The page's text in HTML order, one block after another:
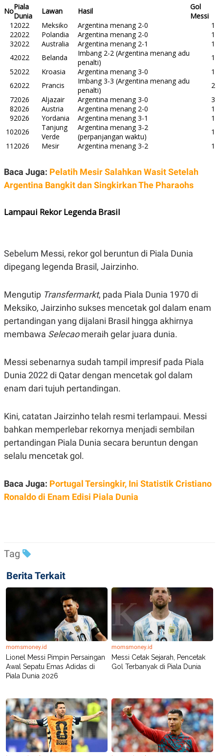
N
E
T
A
E
M
T
E
N
P
P
R
D
E
T
I
S
N
G
M
D
.
I
SITEMAP PROFILE
TERM
OF
PEMBERITAAN
SIBER
PRIVACY
POLICY
NoPiala
Dunia
Lawan Hasil
Gol
Messi
1 2022 Meksiko Argentina menang 2-0
1
22022 Polandia Argentina menang 2-0
1
32022 Australia Argentina menang 2-1
1
42022 Belanda
Imbang 2-2 (Argentina menang adu
penalti)
1
52022 Kroasia Argentina menang 3-0
1
62022 Prancis
Imbang 3-3 (Argentina menang adu
penalti)
2
72026 Aljazair Argentina menang 3-0
3
82026 Austria Argentina menang 2-0
1
92026 Yordania Argentina menang 3-1
1
102026
Tanjung
Verde
Argentina menang 3-2
(perpanjangan waktu)
1
11 2026 Mesir Argentina menang 3-2 1
Baca Juga: Pelatih Mesir Salahkan Wasit Setelah
Argentina Bangkit dan Singkirkan The Pharaohs
Lampaui Rekor Legenda Brasil
Sebelum Messi, rekor gol beruntun di Piala Dunia
dipegang legenda Brasil, Jairzinho.
Mengutip Transfermarkt, pada Piala Dunia 1970 di
Meksiko, Jairzinho sukses mencetak gol dalam enam
pertandingan yang dijalani Brasil hingga akhirnya
membawa Selecaomeraih gelar juara dunia.
Messi sebenarnya sudah tampil impresif pada Piala
Dunia 2022 di Qatar dengan mencetak gol dalam
enam dari tujuh pertandingan.
Kini, catatan Jairzinho telah resmi terlampaui. Messi
bahkan memperlebar rekornya menjadi sembilan
pertandingan Piala Dunia secara beruntun dengan
selalu mencetak gol.
Baca Juga: Portugal Tersingkir, Ini Statistik Cristiano
Ronaldo di Enam Edisi Piala Dunia
Tag
Berita Terkait
momsmoney.id
Lionel Messi Pimpin Persaingan
Awal Sepatu Emas Adidas di
Piala Dunia 2026
momsmoney.id
Messi Cetak Sejarah, Pencetak
Gol Terbanyak di Piala Dunia